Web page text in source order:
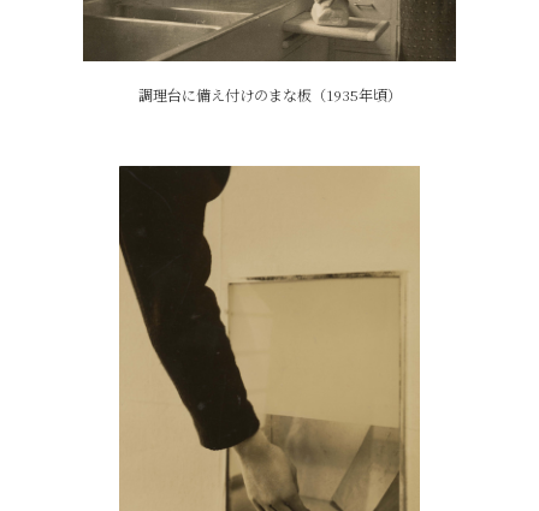
調理台に備え付けのまな板（1935年頃）